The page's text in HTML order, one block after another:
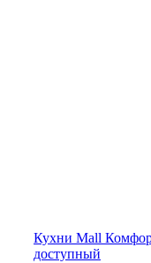
Кухни Mall
доступный